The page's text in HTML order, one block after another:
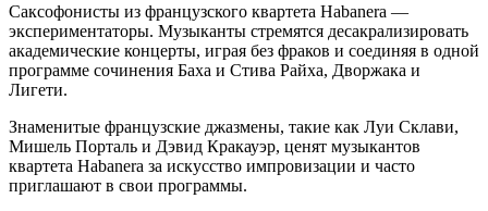
Саксофонисты из французского квартета Habanera —
экспериментаторы. Музыканты стремятся десакрализировать
академические концерты, играя без фраков и соединяя в одной
программе сочинения Баха и Стива Райха, Дворжака и
Лигети.
Знаменитые французские джазмены, такие как Луи Склави,
Мишель Порталь и Дэвид Кракауэр, ценят музыкантов
квартета Habanera за искусство импровизации и часто
приглашают в свои программы.